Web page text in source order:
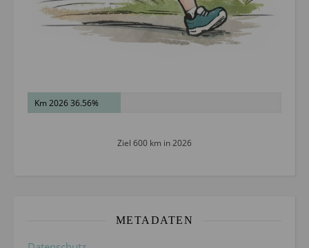
Km 2026 36.56%
Ziel 600 km in 2026
METADATEN